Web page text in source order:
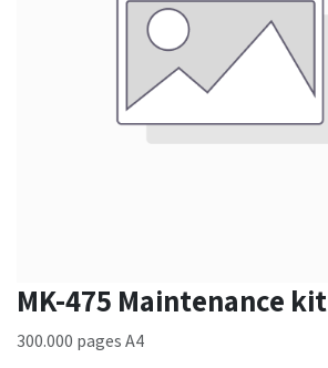
MK-475 Maintenance kit
300.000 pages A4